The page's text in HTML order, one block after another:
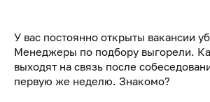
У вас постоянно открыты вакансии
Менеджеры по подбору выгорели.
выходят на связь после
первую же неделю. Знакомо?